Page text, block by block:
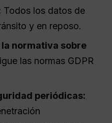
Todos los datos de
y en reposo.
normativa sobre
las normas GDPR
periódicas: